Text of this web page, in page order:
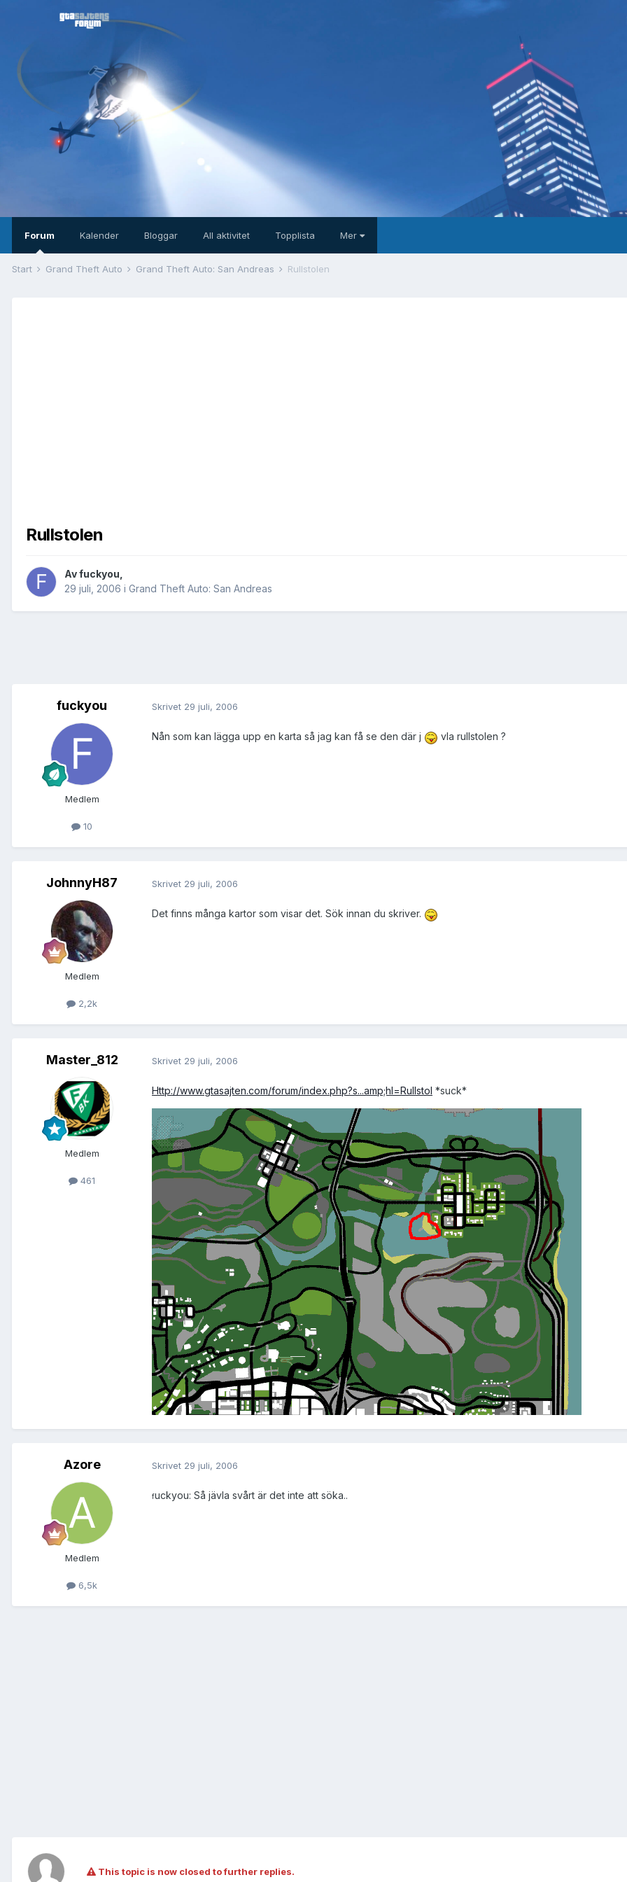
Forum Kalender Bloggar All aktivitet Topplista Mer
Start Grand Theft Auto Grand Theft Auto: San Andreas Rullstolen
Rullstolen
Avfuckyou
29 juli, 2006 i Grand Theft Auto: San Andreas
fuckyou
Medlem
10
Skrivet 29 juli, 2006
Nån som kan lägga upp en karta så jag kan få se den där j vla rullstolen ?
JohnnyH87
Medlem
2,2k
Skrivet 29 juli, 2006
Det finns många kartor som visar det. Sök innan du skriver.
Master_812
Medlem
461
Skrivet 29 juli, 2006
Http://www.gtasajten.com/forum/index.php?s...amp;hl=Rullstol *suck*
Azore
Medlem
6,5k
Skrivet 29 juli, 2006
fuckyou: Så jävla svårt är det inte att söka..
This topic is now closed to further replies.